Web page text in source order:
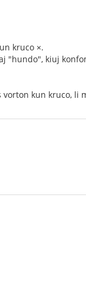
kruco ×.
"hundo", kiuj
kun kruco, li